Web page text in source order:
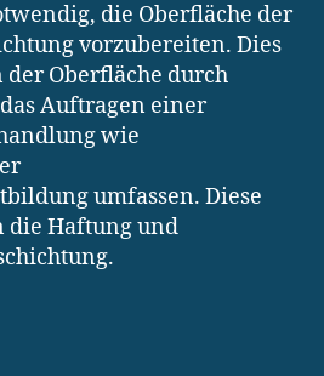
die Oberfläche der
vorzubereiten. Dies
Oberfläche durch
Auftragen einer
wie
umfassen. Diese
die Haftung und